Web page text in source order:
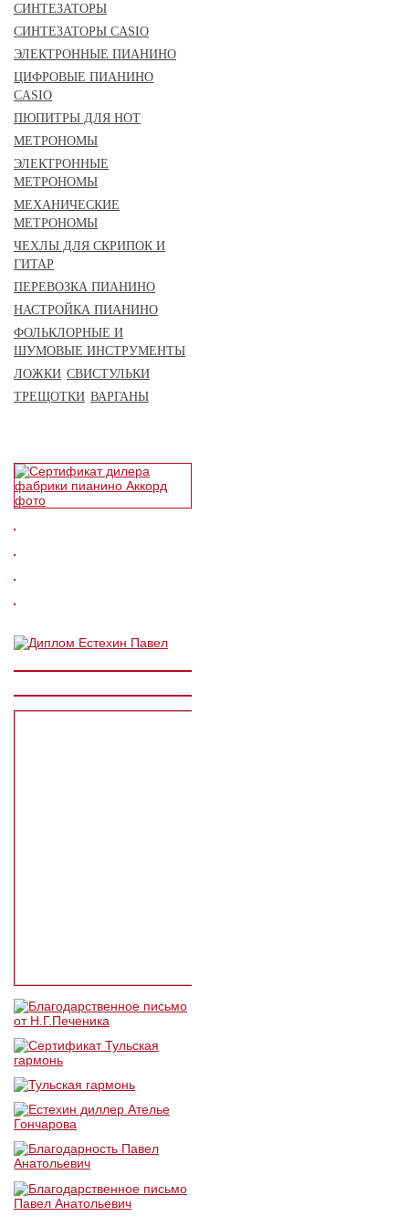
СИНТЕЗАТОРЫ
СИНТЕЗАТОРЫ CASIO
ЭЛЕКТРОННЫЕ ПИАНИНО
ЦИФРОВЫЕ ПИАНИНО
CASIO
ПЮПИТРЫ ДЛЯ НОТ
МЕТРОНОМЫ
ЭЛЕКТРОННЫЕ
МЕТРОНОМЫ
МЕХАНИЧЕСКИЕ
МЕТРОНОМЫ
ЧЕХЛЫ ДЛЯ СКРИПОК И
ГИТАР
ПЕРЕВОЗКА ПИАНИНО
НАСТРОЙКА ПИАНИНО
ФОЛЬКЛОРНЫЕ И
ШУМОВЫЕ ИНСТРУМЕНТЫ
ЛОЖКИ СВИСТУЛЬКИ
ТРЕЩОТКИ ВАРГАНЫ